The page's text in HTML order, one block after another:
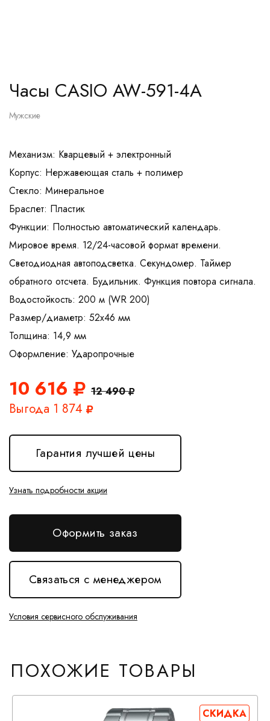
Часы CASIO AW-591-4A
Мужские
Механизм: Кварцевый + электронный
Корпус: Нержавеющая сталь + полимер
Стекло: Минеральное
Браслет: Пластик
Функции: Полностью автоматический календарь.
Мировое время. 12/24-часовой формат времени.
Светодиодная автоподсветка. Секундомер. Таймер
обратного отсчета. Будильник. Функция повтора сигнала.
Водостойкость: 200 м (WR 200)
Размер/диаметр: 52х46 мм
Толщина: 14,9 мм
10 616 12 490
Выгода 1 874
Гарантия лучшей цены
Узнать подробности акции
Оформить заказ
Связаться с менеджером
Условия сервисного обслуживания
ПОХОЖИЕ ТОВАРЫ
СКИДКА